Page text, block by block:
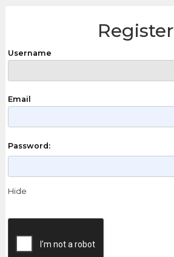
Register
Username
Email
Password:
Hide